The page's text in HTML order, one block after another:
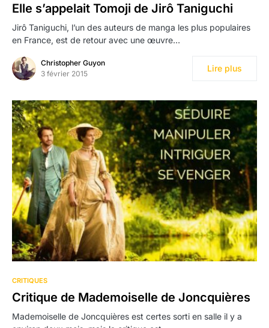
Elle s’appelait Tomoji de Jirô Taniguchi
Jirô Taniguchi, l’un des auteurs de manga les plus populaires
en France, est de retour avec une œuvre…
Christopher Guyon
3 février 2015
Lire plus
CRITIQUES
Critique de Mademoiselle de Joncquières
Mademoiselle de Joncquières est certes sorti en salle il y a